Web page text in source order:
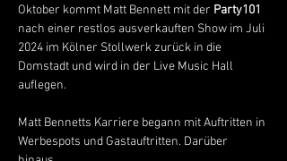
Oktober kommt Matt Bennett mit der Party101
nach einer restlos ausverkauften Show im Juli
2024 im Kölner Stollwerk zurück in die
Domstadt und wird in der Live Music Hall
auflegen.
Matt Bennetts Karriere begann mit Auftritten in
Werbespots und Gastauftritten. Darüber